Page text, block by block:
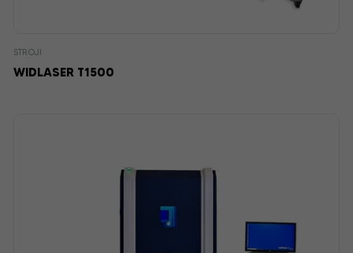
STROJI
WIDLASER T1500